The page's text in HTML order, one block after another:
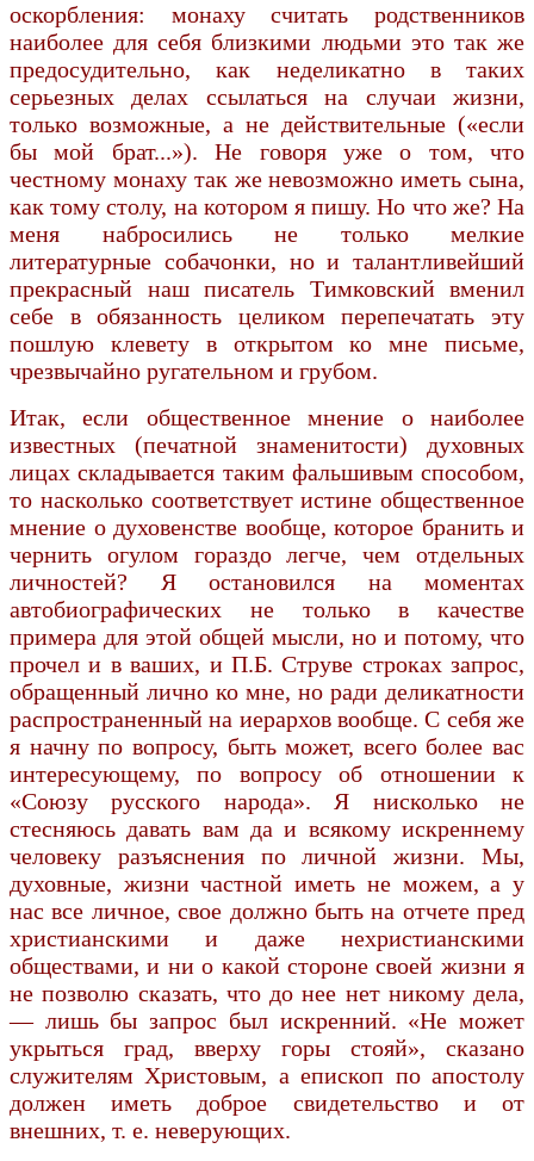
оскорбления: монаху считать родственников
наиболее для себя близкими людьми это так же
предосудительно, как неделикатно в таких
серьезных делах ссылаться на случаи жизни,
только возможные, а не действительные («если
бы мой брат...»). Не говоря уже о том, что
честному монаху так же невозможно иметь сына,
как тому столу, на котором я пишу. Но что же? На
меня набросились не только мелкие
литературные собачонки, но и талантливейший
прекрасный наш писатель Тимковский вменил
себе в обязанность целиком перепечатать эту
пошлую клевету в открытом ко мне письме,
чрезвычайно ругательном и грубом.
Итак, если общественное мнение о наиболее
известных (печатной знаменитости) духовных
лицах складывается таким фальшивым способом,
то насколько соответствует истине общественное
мнение о духовенстве вообще, которое бранить и
чернить огулом гораздо легче, чем отдельных
личностей? Я остановился на моментах
автобиографических не только в качестве
примера для этой общей мысли, но и потому, что
прочел и в ваших, и П.Б. Струве строках запрос,
обращенный лично ко мне, но ради деликатности
распространенный на иерархов вообще. С себя же
я начну по вопросу, быть может, всего более вас
интересующему, по вопросу об отношении к
«Союзу русского народа». Я нисколько не
стесняюсь давать вам да и всякому искреннему
человеку разъяснения по личной жизни. Мы,
духовные, жизни частной иметь не можем, а у
нас все личное, свое должно быть на отчете пред
христианскими и даже нехристианскими
обществами, и ни о какой стороне своей жизни я
не позволю сказать, что до нее нет никому дела,
— лишь бы запрос был искренний. «Не может
укрыться град, вверху горы стояй», сказано
служителям Христовым, а епископ по апостолу
должен иметь доброе свидетельство и от
внешних, т. е. неверующих.